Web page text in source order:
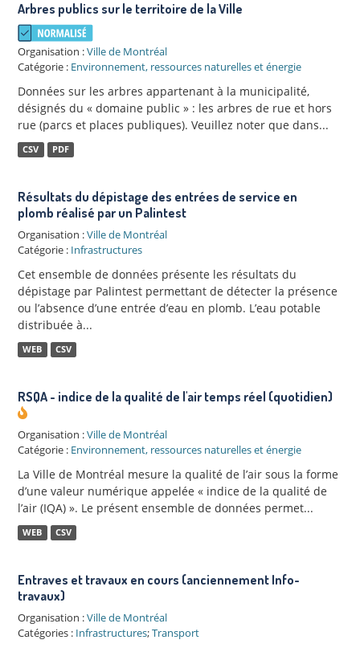
Arbres publics sur le territoire de la Ville
Organisation :Ville de Montréal
Catégorie : Environnement, ressources naturelles et énergie
Données sur les arbres appartenant à la municipalité,
désignés du « domaine public » : les arbres de rue et hors
rue (parcs et places publiques). Veuillez noter que dans...
CSV PDF
Résultats du dépistage des entrées de service en
plomb réalisé par un Palintest
Organisation :Ville de Montréal
Catégorie : Infrastructures
Cet ensemble de données présente les résultats du
dépistage par Palintest permettant de détecter la présence
ou l’absence d’une entrée d’eau en plomb. L’eau potable
distribuée à...
WEB CSV
RSQA - indice de la qualité de l'air temps réel (quotidien)
Organisation :Ville de Montréal
Catégorie : Environnement, ressources naturelles et énergie
La Ville de Montréal mesure la qualité de l’air sous la forme
d’une valeur numérique appelée « indice de la qualité de
l’air (IQA) ». Le présent ensemble de données permet...
WEB CSV
Entraves et travaux en cours (anciennement Info-
travaux)
Organisation :Ville de Montréal
Catégories : Infrastructures;Transport